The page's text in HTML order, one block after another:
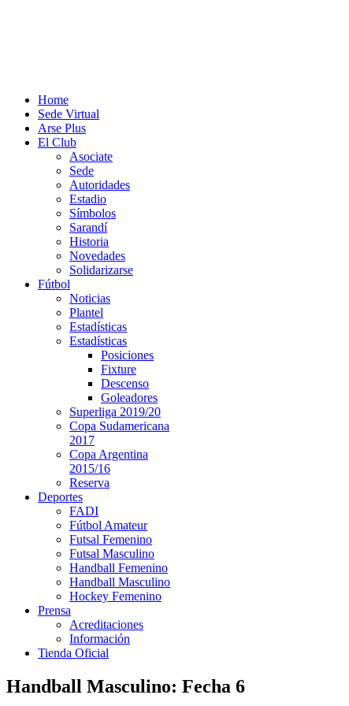
Home
Sede Virtual
Arse Plus
El Club
Asociate
Sede
Autoridades
Estadio
Símbolos
Sarandí
Historia
Novedades
Solidarizarse
Fútbol
Noticias
Plantel
Estadísticas
Estadísticas
Posiciones
Fixture
Descenso
Goleadores
Superliga 2019/20
Copa Sudamericana
2017
Copa Argentina
2015/16
Reserva
Deportes
FADI
Fútbol Amateur
Futsal Femenino
Futsal Masculino
Handball Femenino
Handball Masculino
Hockey Femenino
Prensa
Acreditaciones
Información
Tienda Oficial
Handball Masculino: Fecha 6